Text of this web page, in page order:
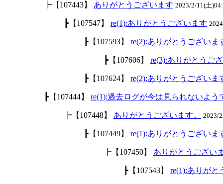
┣【107443】 ありがとうございます 2023/2/11(土
┣【107547】 re(1):ありがとうございます
┣【107593】 re(2):ありがとうございま
┣【107606】 re(3):ありがとうご
┣【107624】 re(2):ありがとうございま
┣【107444】 re(1):過去ログが今は見られないよう
┣【107448】 ありがとうございます。 2023/
┣【107449】 re(1):ありがとうございま
┣【107450】 ありがとうござい
┣【107543】 re(1):ありがと